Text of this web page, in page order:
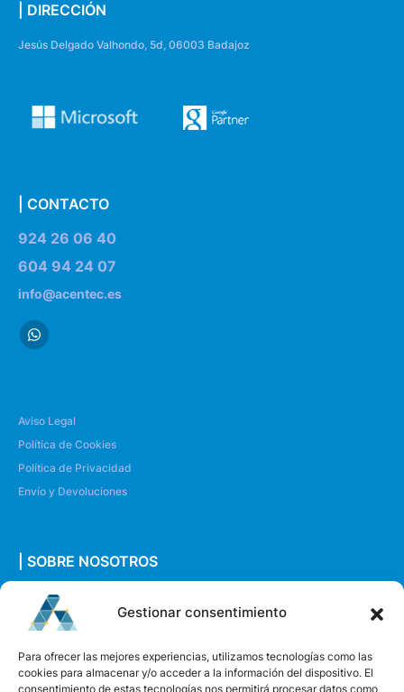
Gestionar consentimiento
Para ofrecer las mejores experiencias, utilizamos tecnologías como las
cookies para almacenar y/o acceder a la información del dispositivo. El
consentimiento de estas tecnologías nos permitirá procesar datos como
| DIRECCIÓN
Jesús Delgado Valhondo, 5d, 06003 Badajoz
| CONTACTO
924 26 06 40
604 94 24 07
info@acentec.es
Aviso Legal
Política de Cookies
Política de Privacidad
Envío y Devoluciones
| SOBRE NOSOTROS
Quiénes somos
Envíanos un mensaje